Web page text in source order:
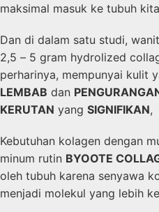
maksimal masuk ke tubuh
Dan di dalam satu studi,
2,5 – 5 gram hydrolized
perharinya, mempunyai kulit
LEMBAB dan
KERUTAN yang SIGNIFIKAN,
Kebutuhan kolagen dengan
minum rutin BYOOTE
oleh tubuh karena senyawa
menjadi molekul yang lebih